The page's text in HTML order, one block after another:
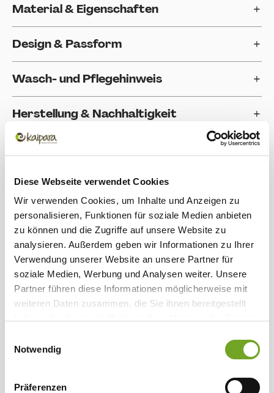
Diese Webseite verwendet Cookies
Wir verwenden Cookies, um Inhalte und Anzeigen zu
personalisieren, Funktionen für soziale Medien anbieten
zu können und die Zugriffe auf unsere Website zu
analysieren. Außerdem geben wir Informationen zu Ihrer
Verwendung unserer Website an unsere Partner für
soziale Medien, Werbung und Analysen weiter. Unsere
Partner führen diese Informationen möglicherweise mit
weiteren Daten zusammen, die Sie ihnen bereitgestellt
Notwendig
Präferenzen
Material & Eigenschaften
Design & Passform
Wasch- und Pflegehinweis
Herstellung & Nachhaltigkeit
Einsatzbereich
Bewertungen
Produktgalerie überspringen
Zubehör